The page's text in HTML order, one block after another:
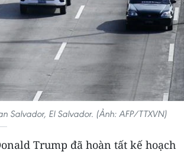
Salvador, El Salvador. (Ảnh: AFP/TTXVN)
Trump đã hoàn tất kế hoạch